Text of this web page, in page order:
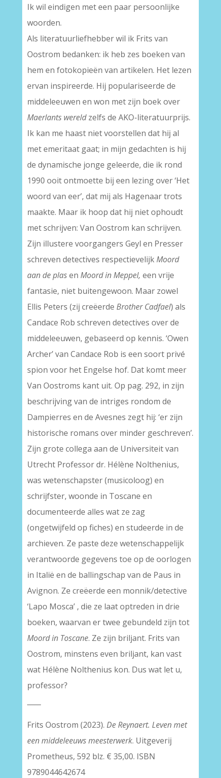
Ik wil eindigen met een paar persoonlijke
woorden.
Als literatuurliefhebber wil ik Frits van
Oostrom bedanken: ik heb zes boeken van
hem en fotokopieën van artikelen. Het lezen
ervan inspireerde. Hij populariseerde de
middeleeuwen en won met zijn boek over
Maerlants wereldzelfs de AKO-literatuurprijs.
Ik kan me haast niet voorstellen dat hij al
met emeritaat gaat; in mijn gedachten is hij
de dynamische jonge geleerde, die ik rond
1990 ooit ontmoette bij een lezing over ‘Het
woord van eer’, dat mij als Hagenaar trots
maakte. Maar ik hoop dat hij niet ophoudt
met schrijven: Van Oostrom kan schrijven.
Zijn illustere voorgangers Geyl en Presser
schreven detectives respectievelijkMoord
aan de plasen Moord in Meppel, een vrije
fantasie, niet buitengewoon. Maar zowel
Ellis Peters (zij creëerde Brother Cadfael) als
Candace Rob schreven detectives over de
middeleeuwen, gebaseerd op kennis. ‘Owen
Archer’ van Candace Rob is een soort privé
spion voor het Engelse hof. Dat komt meer
Van Oostroms kant uit. Op pag. 292, in zijn
beschrijving van de intriges rondom de
Dampierres en de Avesnes zegt hij: ‘er zijn
historische romans over minder geschreven’.
Zijn grote collega aan de Universiteit van
Utrecht Professor dr. Hélène Nolthenius,
was wetenschapster (musicoloog) en
schrijfster, woonde in Toscane en
documenteerde alles wat ze zag
(ongetwijfeld op fiches) en studeerde in de
archieven. Ze paste deze wetenschappelijk
verantwoorde gegevens toe op de oorlogen
in Italië en de ballingschap van de Paus in
Avignon. Ze creëerde een monnik/detective
‘Lapo Mosca’ , die ze laat optreden in drie
boeken, waarvan er twee gebundeld zijn tot
Moord in Toscane. Ze zijn briljant. Frits van
Oostrom, minstens even briljant, kan vast
wat Hélène Nolthenius kon. Dus wat let u,
professor?
Frits Oostrom (2023). De Reynaert. Leven met
een middeleeuws meesterwerk. Uitgeverij
Prometheus, 592 blz. € 35,00. ISBN
9789044642674